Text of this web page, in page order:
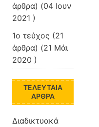
άρθρα) (04 Ιουν
2021 )
1ο τεύχος (21
άρθρα) (21 Μάι
2020 )
ΤΕΛΕΥΤΑΊΑ
ΆΡΘΡΑ
Διαδικτυακά